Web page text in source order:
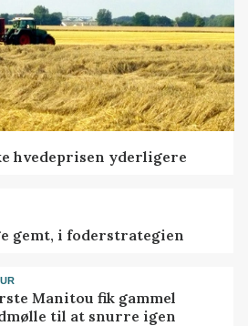
hvedeprisen yderligere
gemt, i foderstrategien
Manitou fik gammel
til at snurre igen